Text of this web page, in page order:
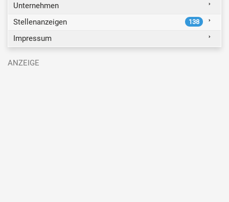
Unternehmen
Stellenanzeigen
138
Impressum